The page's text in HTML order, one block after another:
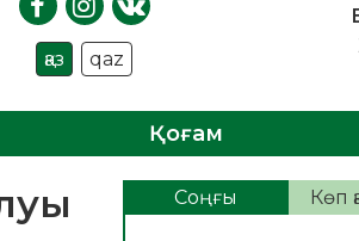
қаз qaz
Қоғам
Соңғы Көп